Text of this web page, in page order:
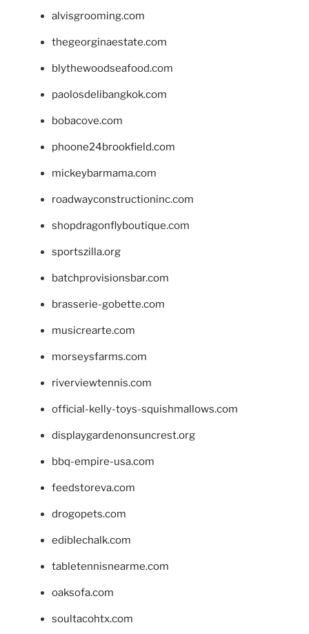
alvisgrooming.com
thegeorginaestate.com
blythewoodseafood.com
paolosdelibangkok.com
bobacove.com
phoone24brookfield.com
mickeybarmama.com
roadwayconstructioninc.com
shopdragonflyboutique.com
sportszilla.org
batchprovisionsbar.com
brasserie-gobette.com
musicrearte.com
morseysfarms.com
riverviewtennis.com
official-kelly-toys-squishmallows.com
displaygardenonsuncrest.org
bbq-empire-usa.com
feedstoreva.com
drogopets.com
ediblechalk.com
tabletennisnearme.com
oaksofa.com
soultacohtx.com